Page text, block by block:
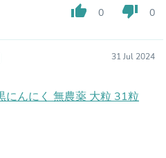
thumb_up 0 thumb_down 0
31 Jul 2024
にんにく 無農薬 大粒 31粒